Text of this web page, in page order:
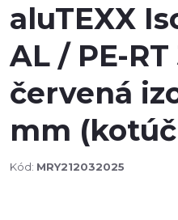
aluTEXX
AL / PE-RT
červená
mm
Kód: MRY212032025